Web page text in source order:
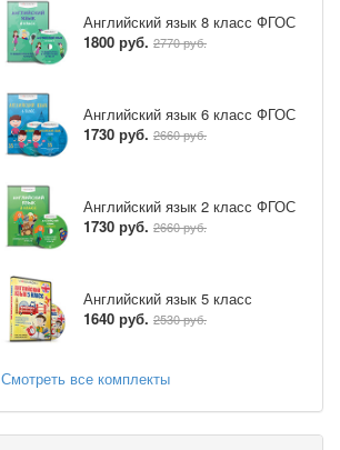
Английский язык 8 класс ФГОС
1800 руб. 2770 руб.
Английский язык 6 класс ФГОС
1730 руб. 2660 руб.
Английский язык 2 класс ФГОС
1730 руб. 2660 руб.
Английский язык 5 класс
1640 руб. 2530 руб.
Смотреть все комплекты